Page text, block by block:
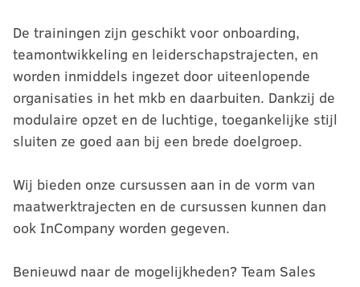
De trainingen zijn geschikt voor onboarding,
teamontwikkeling en leiderschapstrajecten, en
worden inmiddels ingezet door uiteenlopende
organisaties in het mkb en daarbuiten. Dankzij de
modulaire opzet en de luchtige, toegankelijke stijl
sluiten ze goed aan bij een brede doelgroep.
Wij bieden onze cursussen aan in de vorm van
maatwerktrajecten en de cursussen kunnen dan
ook InCompany worden gegeven.
Benieuwd naar de mogelijkheden? Team Sales